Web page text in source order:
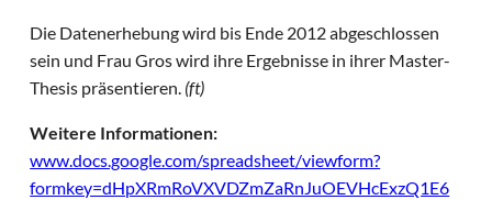
Die Datenerhebung wird bis Ende 2012 abgeschlossen
sein und Frau Gros wird ihre Ergebnisse in ihrer Master-
Thesis präsentieren. (ft)
Weitere Informationen:
www.docs.google.com/spreadsheet/viewform?
formkey=dHpXRmRoVXVDZmZaRnJuOEVHcExzQ1E6